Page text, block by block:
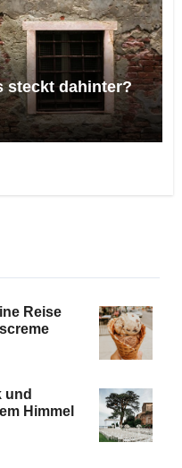
steckt dahinter?
Reise
und
Himmel